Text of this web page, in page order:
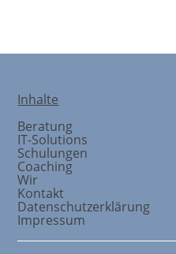
Inhalte
Beratung
IT-Solutions
Schulungen
Coaching
Wir
Kontakt
Datenschutzerklärung
Impressum